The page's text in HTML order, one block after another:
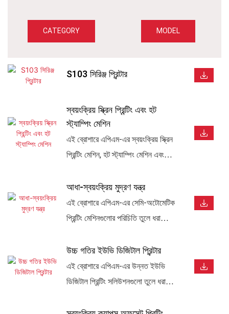
CATEGORY MODEL
S103 সিরিঞ্জ প্রিন্টার
স্বয়ংক্রিয় স্ক্রিন প্রিন্টিং এবং হট
স্ট্যাম্পিং মেশিন
এই ব্রোশারে এপিএম-এর স্বয়ংক্রিয় স্ক্রিন
প্রিন্টিং মেশিন, হট স্ট্যাম্পিং মেশিন এবং
সিস্টেমগুলো তুলে ধরা হয়েছে। এগুলো
প্রসাধনী প্যাকেজিং, বোতল, ক্যাপ, জার,
টিউব, কাপ এবং শিল্পজাত পণ্যের জন্য
জন্য এতে রয়েছে উচ্চ-গতির উৎপাদন, নির্ভুল
রেজিস্ট্রেশন, সার্ভো কন্ট্রোল এবং নমনীয়
অটোমেশন সমাধান।
আধা-স্বয়ংক্রিয় মুদ্রণ যন্ত্র
এই ব্রোশারে এপিএম-এর সেমি-অটোমেটিক
প্রিন্টিং মেশিনগুলোর পরিচিতি তুলে ধরা
মেশিন, হট স্ট্যাম্পিং মেশিন এবং লেবেলিং
মেশিন। এগুলো ফ্লেক্সিবল প্রোডাকশন,
স্যাম্পলিং, স্বল্প পরিমাণে উৎপাদন এবং
ডিজাইন করা হয়েছে। বোতল, ক্যাপ, কাপ,
উচ্চ গতির ইউভি ডিজিটাল প্রিন্টার
এই ব্রোশারে এপিএম-এর উন্নত ইউভি
ডিজিটাল প্রিন্টিং সলিউশনগুলো তুলে ধরা